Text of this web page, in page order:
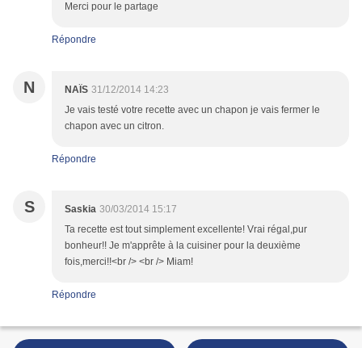
Merci pour le partage
Répondre
N NAÏS 31/12/2014 14:23
Je vais testé votre recette avec un chapon je vais fermer le
chapon avec un citron.
Répondre
S Saskia 30/03/2014 15:17
Ta recette est tout simplement excellente! Vrai régal,pur
bonheur!! Je m'apprête à la cuisiner pour la deuxième
fois,merci!!<br /> <br /> Miam!
Répondre